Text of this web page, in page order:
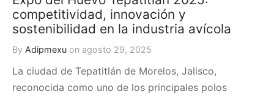
competitividad, innovación y
sostenibilidad en la industria avícola
By Adipmexu on agosto 29, 2025
La ciudad de Tepatitlán de Morelos, Jalisco,
reconocida como uno de los principales polos